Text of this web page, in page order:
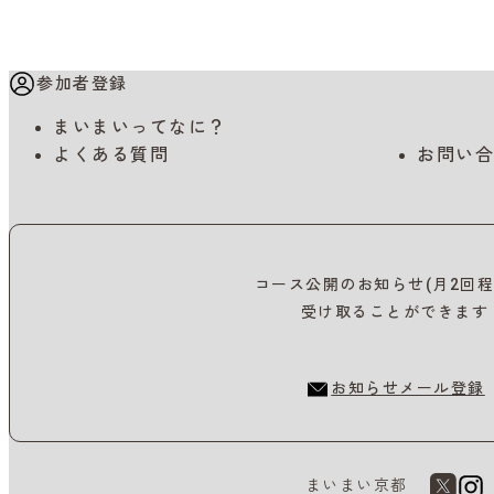
参加者登録
まいまいってなに？
よくある質問
お問い
コース公開のお知らせ(月2回
受け取ることができます
お知らせメール登録
まいまい京都